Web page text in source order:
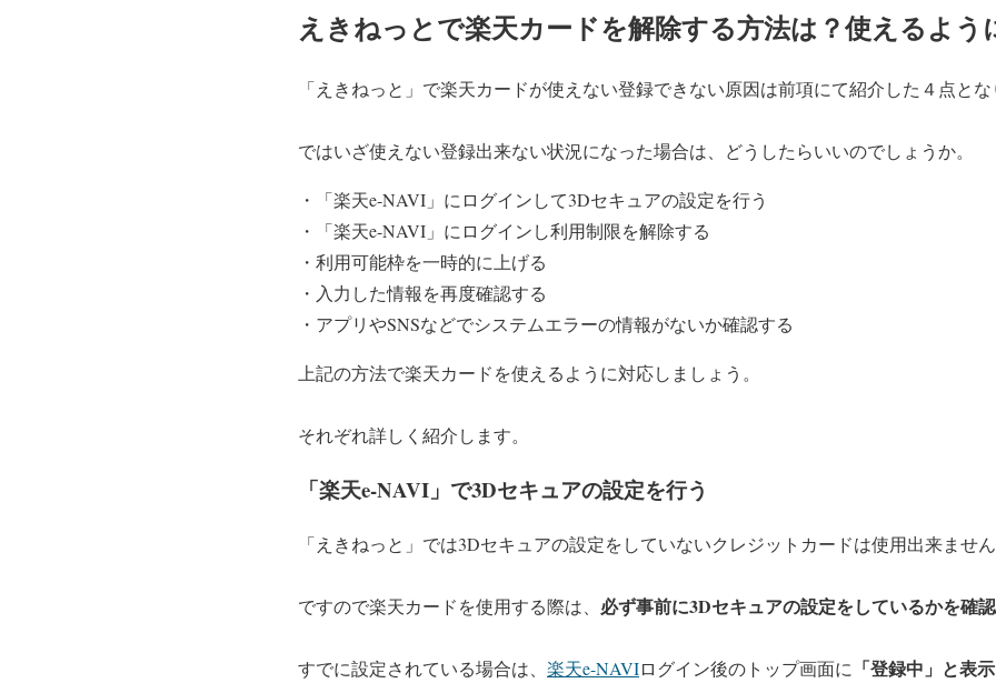
えきねっとで楽天カードを解除する方法は？使えるよう
「えきねっと」で楽天カードが使えない登録できない原因は前項にて紹介した４点と
ではいざ使えない登録出来ない状況になった場合は、どうしたらいいのでしょうか。
・「楽天e-NAVI」にログインして3Dセキュアの設定を行う
・「楽天e-NAVI」にログインし利用制限を解除する
・利用可能枠を一時的に上げる
・入力した情報を再度確認する
・アプリやSNSなどでシステムエラーの情報がないか確認する
上記の方法で楽天カードを使えるように対応しましょう。
それぞれ詳しく紹介します。
「楽天e-NAVI」で3Dセキュアの設定を行う
「えきねっと」では3Dセキュアの設定をしていないクレジットカードは使用出来ませ
ですので楽天カードを使用する際は、 必ず事前に3Dセキュアの設定をしているかを確認
すでに設定されている場合は、 楽天e-NAVIログイン後のトップ画面に 「登録中」と表示